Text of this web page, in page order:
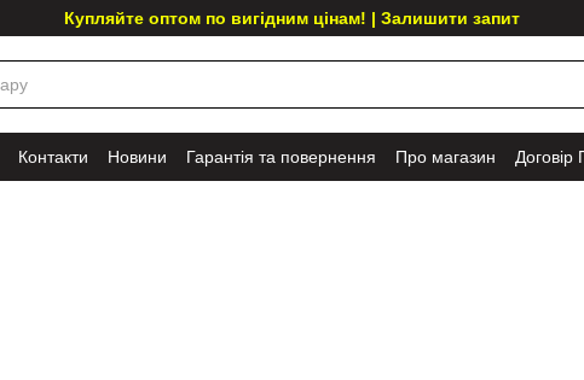
Купляйте оптом по вигідним цінам! | Залишити запит
Контакти Новини Гарантія та повернення Про магазин Договір